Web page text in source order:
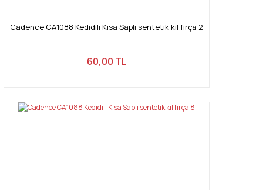
Cadence CA1088 Kedidili Kısa Saplı sentetik kıl fırça 2
60,00 TL